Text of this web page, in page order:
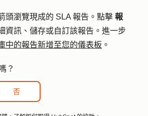
頭瀏覽現成的 SLA 報告。點擊 報
資訊、儲存或自訂該報告。進一步
中的報告新增至您的儀表板 。
？
否